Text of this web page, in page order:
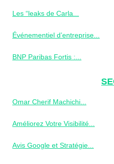
Les “leaks de Carla...
Événementiel d’entreprise...
BNP Paribas Fortis :...
Omar Cherif Machichi...
Améliorez Votre Visibilité...
Avis Google et Stratégie...